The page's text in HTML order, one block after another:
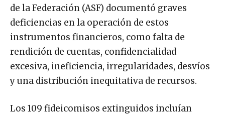
de la Federación (ASF) documentó graves
deficiencias en la operación de estos
instrumentos financieros, como falta de
rendición de cuentas, confidencialidad
excesiva, ineficiencia, irregularidades, desvíos
y una distribución inequitativa de recursos.
Los 109 fideicomisos extinguidos incluían